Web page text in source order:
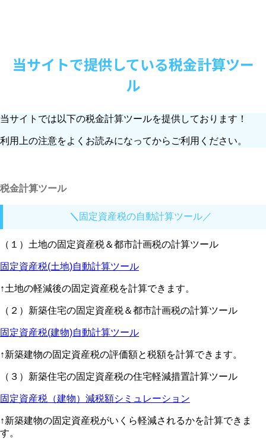
当サイトで提供している税金計算ツー
ル
当サイトでは以下の税金計算ツールを提供しております！
利用上の注意をよくお読みになってからご利用ください。
税金計算ツール
＼ 固定資産税の自動計算ツール／
（１）土地の固定資産税＆都市計画税の計算ツール
固定資産税(土地)自動計算ツール
↑土地の軽減後の固定資産税を計算できます。
（２）新築住宅の固定資産税＆都市計画税の計算ツール
固定資産税(建物)自動計算ツール
↑新築建物の固定資産税の評価額と税額を計算できます。
（３）新築住宅の固定資産税の住宅軽減措置計算ツール
固定資産税（建物）減税額シミュレーション
↑新築建物の固定資産税がいくら軽減されるかを計算できま
す。